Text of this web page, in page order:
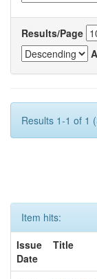
Results/Page
Results 1-1 of 1
Item hits:
Issue
Date
Title